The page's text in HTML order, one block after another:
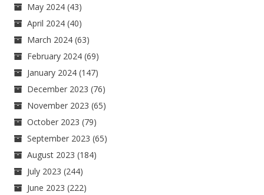
May 2024 (43)
April 2024 (40)
March 2024 (63)
February 2024 (69)
January 2024 (147)
December 2023 (76)
November 2023 (65)
October 2023 (79)
September 2023 (65)
August 2023 (184)
July 2023 (244)
June 2023 (222)